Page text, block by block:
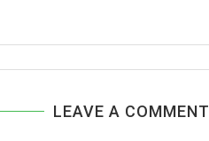
LEAVE A COMMENT